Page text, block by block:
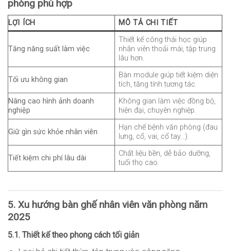
phòng phù hợp
LỢI ÍCH MÔ TẢ CHI TIẾT
Tăng năng suất làm việc
Thiết kế công thái học giúp
nhân viên thoải mái, tập trung
lâu hơn.
Tối ưu không gian
Bàn module giúp tiết kiệm diện
tích, tăng tính tương tác.
Nâng cao hình ảnh doanh
nghiệp
Không gian làm việc đồng bộ,
hiện đại, chuyên nghiệp.
Giữ gìn sức khỏe nhân viên
Hạn chế bệnh văn phòng (đau
lưng, cổ, vai, cổ tay…).
Tiết kiệm chi phí lâu dài
Chất liệu bền, dễ bảo dưỡng,
tuổi thọ cao.
5. Xu hướng bàn ghế nhân viên văn phòng năm
2025
5.1. Thiết kế theo phong cách tối giản